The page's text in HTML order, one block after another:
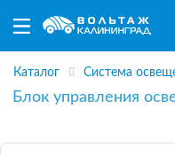
Каталог Система
Блок управления